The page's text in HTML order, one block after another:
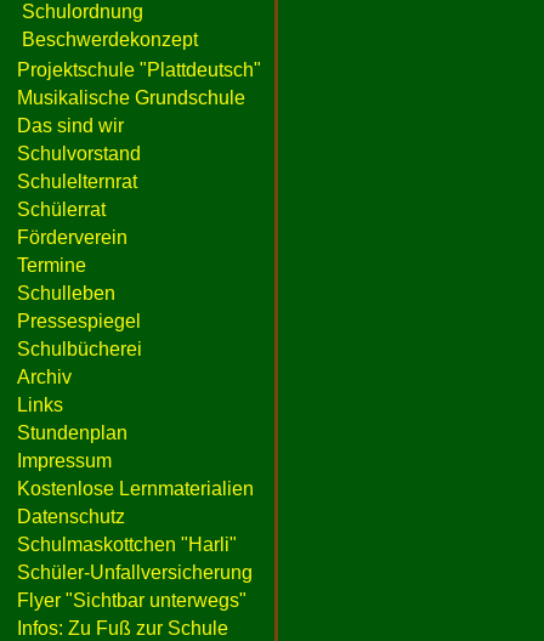
Schulordnung
Beschwerdekonzept
Projektschule "Plattdeutsch"
Musikalische Grundschule
Das sind wir
Schulvorstand
Schulelternrat
Schülerrat
Förderverein
Termine
Schulleben
Pressespiegel
Schulbücherei
Archiv
Links
Stundenplan
Impressum
Kostenlose Lernmaterialien
Datenschutz
Schulmaskottchen "Harli"
Schüler-Unfallversicherung
Flyer "Sichtbar unterwegs"
Infos: Zu Fuß zur Schule